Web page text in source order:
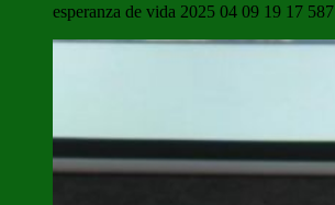
esperanza de vida 2025 04 09 19 17 587